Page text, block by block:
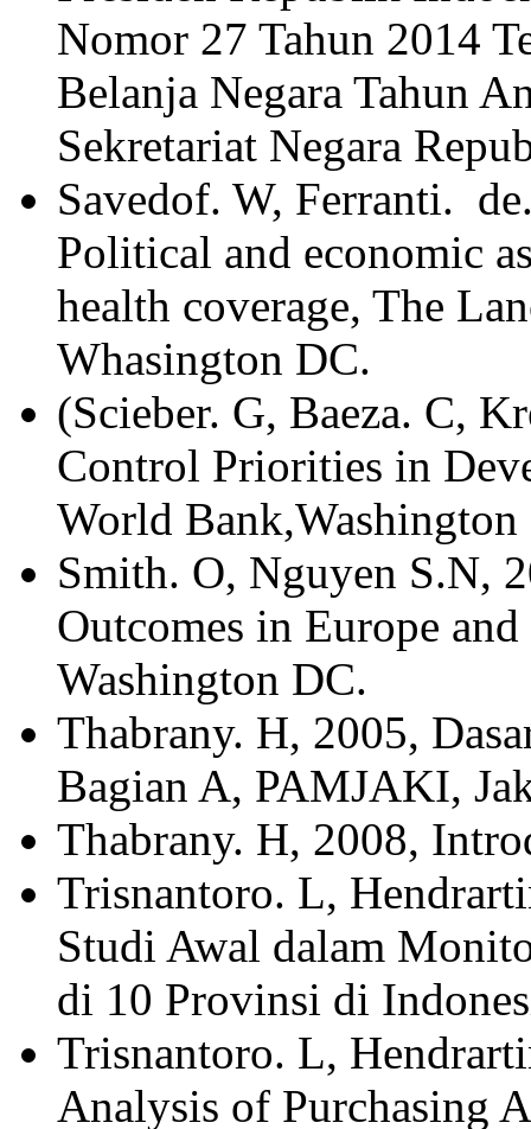
Nomor 27 Tahun 2014
Belanja Negara Tahun
Sekretariat Negara
Savedof. W, Ferranti.
Political and economic
health coverage, The
Whasington DC.
(Scieber. G, Baeza. C,
Control Priorities in
World Bank,Washington
Smith. O, Nguyen S.N,
Outcomes in Europe
Washington DC.
Thabrany. H, 2005,
Bagian A, PAMJAKI,
Thabrany. H, 2008,
Trisnantoro. L,
Studi Awal dalam
di 10 Provinsi di
Trisnantoro. L,
Analysis of Purchasing